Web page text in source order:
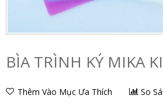
BÌA TRÌNH KÝ MIKA
Thêm Vào Mục Ưa Thích So